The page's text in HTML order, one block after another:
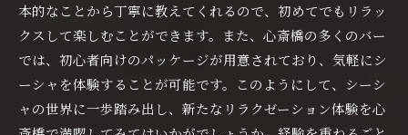
本的なことから丁寧に教えてくれるので、初めてでもリラッ
クスして楽しむことができます。また、心斎橋の多くのバー
では、初心者向けのパッケージが用意されており、気軽にシ
ーシャを体験することが可能です。このようにして、シーシ
ャの世界に一歩踏み出し、新たなリラクゼーション体験を心